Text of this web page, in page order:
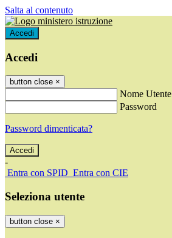
Salta al contenuto
Accedi
Accedi
button close ×
Nome Utente
Password
Password dimenticata?
-
Entra con SPID Entra con CIE
Seleziona utente
button close ×